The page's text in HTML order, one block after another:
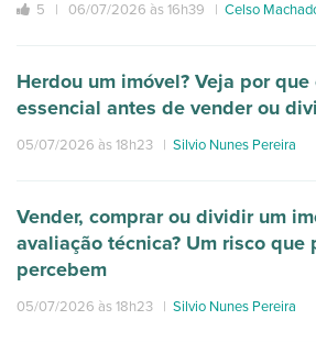
5 | 06/07/2026 às 16h39 | Celso
Herdou um imóvel? Veja por
essencial antes de vender ou
05/07/2026 às 18h23 | Silvio Nunes Pereira
Vender, comprar ou dividir um
avaliação técnica? Um risco que
percebem
05/07/2026 às 18h23 | Silvio Nunes Pereira